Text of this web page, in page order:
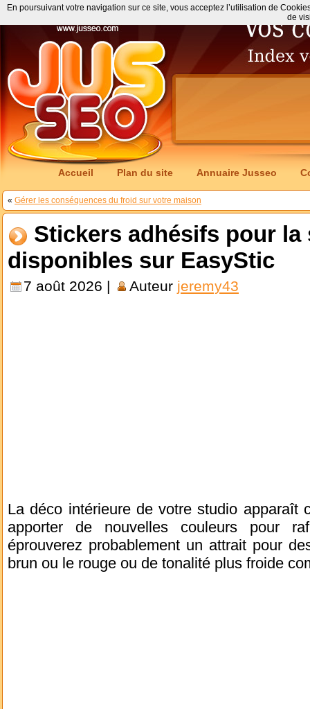
Accueil Plan du site Annuaire Jusseo
« Gérer les conséquences du froid sur votre maison
Stickers adhésifs pour la
disponibles sur EasyStic
7 août 2026 | Auteur jeremy43
La déco intérieure de votre studio apparaît
apporter de nouvelles couleurs pour
éprouverez probablement un attrait pour
brun ou le rouge ou de tonalité plus froide
En poursuivant votre navigation sur ce site, vous acceptez l’utilisation de
de